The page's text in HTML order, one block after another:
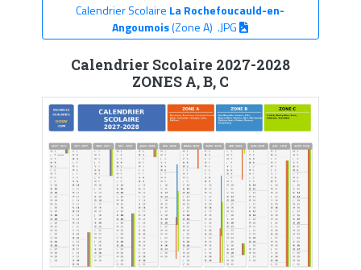
Calendrier Scolaire La Rochefoucauld-en-
Angoumois(Zone A) .JPG
Calendrier Scolaire 2027-2028
ZONES A, B, C